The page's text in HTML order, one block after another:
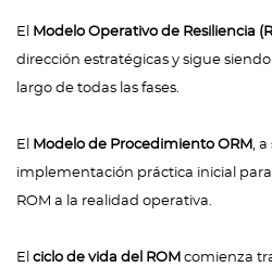
El Modelo Operativo de Resiliencia
dirección estratégicas y sigue
largo de todas las fases.
El Modelo de Procedimiento ORM, a
implementación práctica inicial
ROM a la realidad operativa.
El ciclo de vida del ROM comienza